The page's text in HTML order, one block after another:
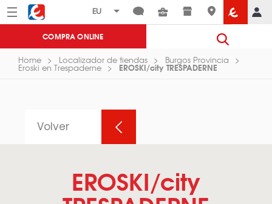
Menú Eroski
COMPRA ONLINE
Home Localizador de tiendas Burgos Provincia
Eroski en Trespaderne EROSKI/city TRESPADERNE
Volver
EROSKI/city